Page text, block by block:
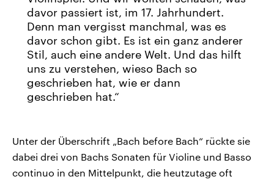
davor passiert ist, im 17. Jahrhundert.
Denn man vergisst manchmal, was es
davor schon gibt. Es ist ein ganz anderer
Stil, auch eine andere Welt. Und das hilft
uns zu verstehen, wieso Bach so
geschrieben hat, wie er dann
geschrieben hat.
Unter der Überschrift „Bach before Bach“ rückte sie
dabei drei von Bachs Sonaten für Violine und Basso
continuo in den Mittelpunkt, die heutzutage oft